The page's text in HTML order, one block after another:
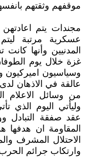
موقفهم وثقتهم
مجندات يتم
عسكرية مرتبة
المدنيين وأنها
غزة خلال يوم
وسياسيون اميركيون
عالقة في الاذهان
من وسائل الاعلام
وليأتي اليوم الذي
عقد صفقة التبادل
المقاومة ان
الاحتلال المشرف
وارتكاب جرائم